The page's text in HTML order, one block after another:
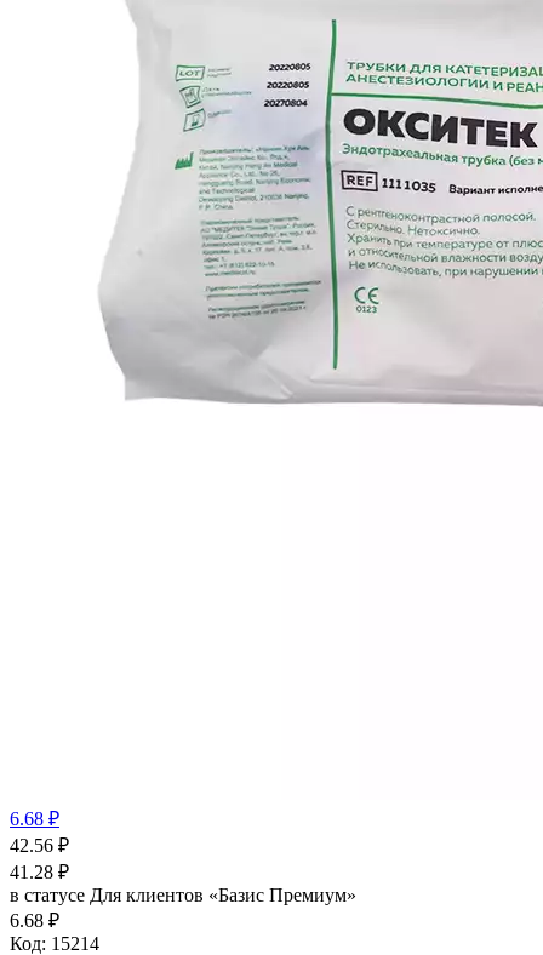
6.68 ₽
42.56 ₽
41.28 ₽
в статусе Для клиентов «Базис Премиум»
6.68 ₽
Код: 15214